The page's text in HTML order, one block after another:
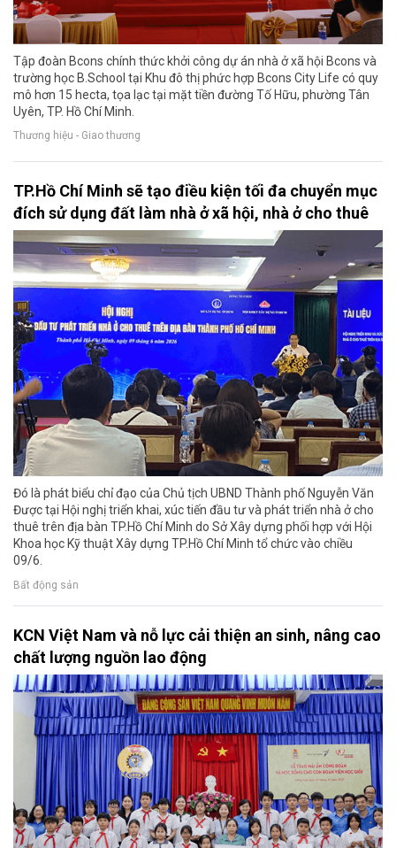
Tập đoàn Bcons chính thức khởi công dự án nhà ở xã hội Bcons và
trường học B.School tại Khu đô thị phức hợp Bcons City Life có quy
mô hơn 15 hecta, tọa lạc tại mặt tiền đường Tố Hữu, phường Tân
Uyên, TP. Hồ Chí Minh.
Thương hiệu - Giao thương
TP.Hồ Chí Minh sẽ tạo điều kiện tối đa chuyển mục
đích sử dụng đất làm nhà ở xã hội, nhà ở cho thuê
Đó là phát biểu chỉ đạo của Chủ tịch UBND Thành phố Nguyễn Văn
Được tại Hội nghị triển khai, xúc tiến đầu tư và phát triển nhà ở cho
thuê trên địa bàn TP.Hồ Chí Minh do Sở Xây dựng phối hợp với Hội
Khoa học Kỹ thuật Xây dựng TP.Hồ Chí Minh tổ chức vào chiều
09/6.
Bất động sản
KCN Việt Nam và nỗ lực cải thiện an sinh, nâng cao
chất lượng nguồn lao động